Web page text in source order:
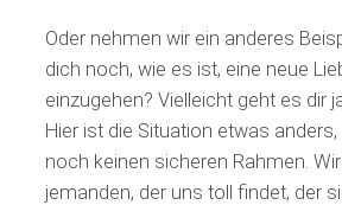
Oder nehmen wir ein anderes
dich noch, wie es ist, eine neue
einzugehen? Vielleicht geht es dir
Hier ist die Situation etwas
noch keinen sicheren Rahmen.
jemanden, der uns toll findet, der